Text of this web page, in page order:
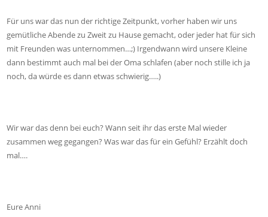
Für uns war das nun der richtige Zeitpunkt, vorher haben wir uns
gemütliche Abende zu Zweit zu Hause gemacht, oder jeder hat für sich
mit Freunden was unternommen…;) Irgendwann wird unsere Kleine
dann bestimmt auch mal bei der Oma schlafen (aber noch stille ich ja
noch, da würde es dann etwas schwierig…..)
Wir war das denn bei euch? Wann seit ihr das erste Mal wieder
zusammen weg gegangen? Was war das für ein Gefühl? Erzählt doch
mal….
Eure Anni